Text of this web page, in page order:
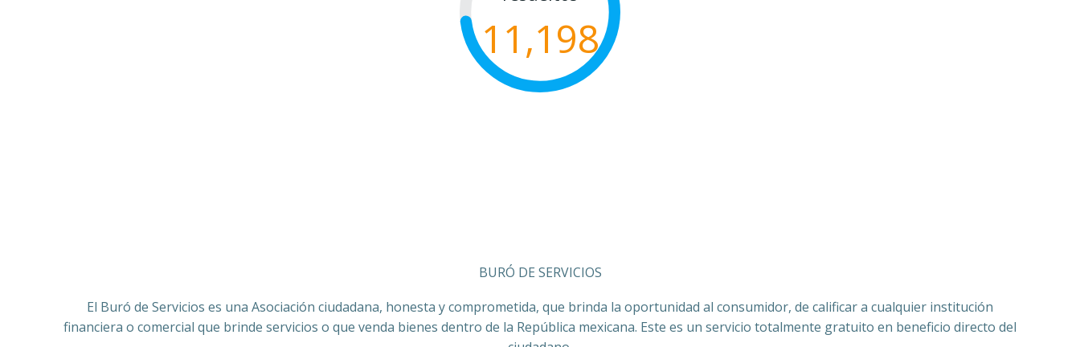
11,198
BURÓ DE SERVICIOS
El Buró de Servicios es una Asociación ciudadana, honesta y comprometida, que brinda la oportunidad al consumidor, de calificar a cualquier institución
financiera o comercial que brinde servicios o que venda bienes dentro de la República mexicana. Este es un servicio totalmente gratuito en beneficio directo del